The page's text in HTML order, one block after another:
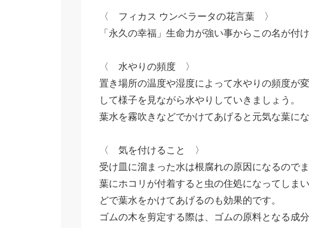
〈 フィカス ウンベラータの花言葉 〉
「永久の幸福」生命力が強い事からこの名が
〈 水やりの頻度 〉
置き場所の温度や湿度によって水やりの頻度が
して様子を見ながら水やりしていきましょう。
葉水を霧吹きなどでかけてあげると元気な葉に
〈 気を付けること 〉
受け皿に溜まった水は根腐れの原因になるので
葉にホコリが付着すると虫の住処になってしま
どで葉水をかけてあげるのも効果的です。
ゴムの木を剪定する際は、ゴムの原料となる成